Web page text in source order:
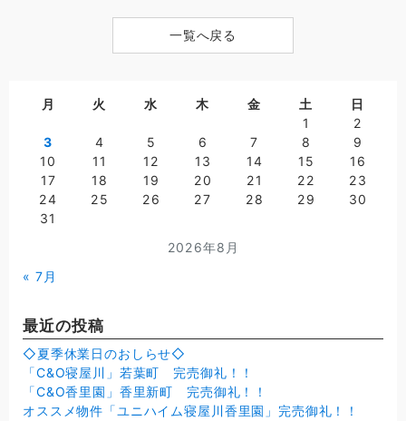
一覧へ戻る
2026年8月
月 火 水 木 金 土
日
1
2
3
4 5 6 7 8
9
10
11 12 13 14 15
16
17
18 19 20 21 22
23
24
25 26 27 28 29
30
31
« 7月
最近の投稿
◇夏季休業日のおしらせ◇
「C&O寝屋川」若葉町 完売御礼！！
「C&O香里園」香里新町 完売御礼！！
オススメ物件「ユニハイム寝屋川香里園」完売御礼！！